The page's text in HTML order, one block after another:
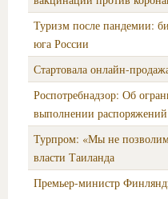
Туризм после пандемии:
юга России
Стартовала онлайн-
Роспотребнадзор: Об
выполнении
Турпром: «Мы не позволим
власти Таиланда
Премьер-министр